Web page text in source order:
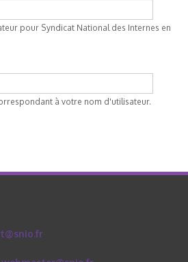
pour Syndicat National des Internes en
à votre nom d'utilisateur.